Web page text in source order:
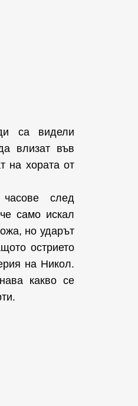
са видели
влизат във
на хората от
след
само искал
но ударът
острието
на Никол.
какво се